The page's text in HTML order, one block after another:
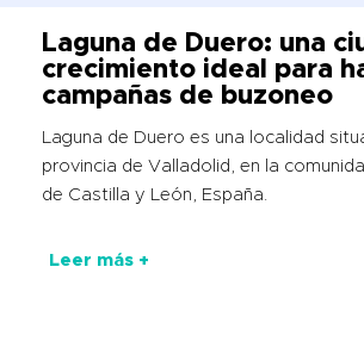
Laguna de Duero: una
crecimiento ideal para
campañas de buzoneo
Laguna de Duero es una localidad
provincia de Valladolid, en la
de Castilla y León, España.
Leer más +